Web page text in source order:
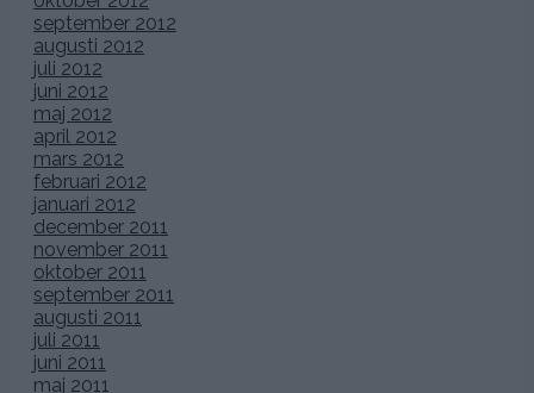
september 2012
augusti 2012
juli 2012
juni 2012
maj 2012
april 2012
mars 2012
februari 2012
januari 2012
december 2011
november 2011
oktober 2011
september 2011
augusti 2011
juli 2011
juni 2011
maj 2011